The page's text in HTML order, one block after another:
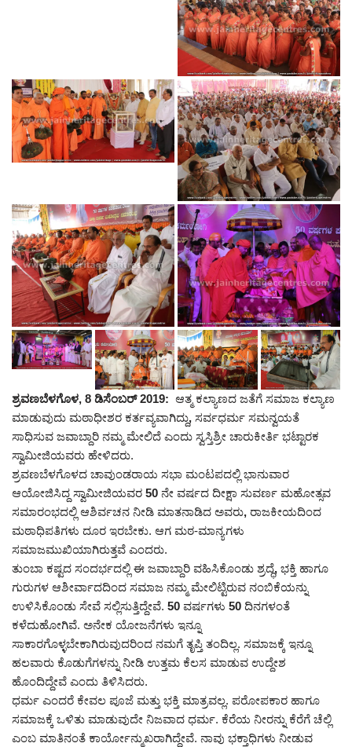
ಶ್ರವಣಬೆಳಗೊಳ, 8 ಡಿಸೆಂಬರ್ 2019: ಆತ್ಮ ಕಲ್ಯಾಣದ ಜತೆಗೆ ಸಮಾಜ ಕಲ್ಯಾಣ
ಮಾಡುವುದು ಮಠಾಧೀಶರ ಕರ್ತವ್ಯವಾಗಿದ್ದು, ಸರ್ವಧರ್ಮ ಸಮನ್ವಯತೆ
ಸಾಧಿಸುವ ಜವಾಬ್ದಾರಿ ನಮ್ಮ ಮೇಲಿದೆ ಎಂದು ಸ್ವಸ್ತಿಶ್ರೀ ಚಾರುಕೀರ್ತಿ ಭಟ್ಟಾರಕ
ಸ್ವಾಮೀಜಿಯವರು ಹೇಳಿದರು.
ಶ್ರವಣಬೆಳಗೊಳದ ಚಾವುಂಡರಾಯ ಸಭಾ ಮಂಟಪದಲ್ಲಿ ಭಾನುವಾರ
ಆಯೋಜಿಸಿದ್ದ ಸ್ವಾಮೀಜಿಯವರ 50 ನೇ ವರ್ಷದ ದೀಕ್ಷಾ ಸುವರ್ಣ ಮಹೋತ್ಸವ
ಸಮಾರಂಭದಲ್ಲಿ ಆಶಿರ್ವಚನ ನೀಡಿ ಮಾತನಾಡಿದ ಅವರು, ರಾಜಕೀಯದಿಂದ
ಮಠಾಧಿಪತಿಗಳು ದೂರ ಇರಬೇಕು. ಆಗ ಮಠ-ಮಾನ್ಯಗಳು
ಸಮಾಜಮುಖಿಯಾಗಿರುತ್ತವೆ ಎಂದರು.
ತುಂಬಾ ಕಷ್ಟದ ಸಂದರ್ಭದಲ್ಲಿ ಈ ಜವಾಬ್ದಾರಿ ವಹಿಸಿಕೊಂಡು ಶ್ರದ್ಧೆ, ಭಕ್ತಿ ಹಾಗೂ
ಗುರುಗಳ ಆಶೀರ್ವಾದದಿಂದ ಸಮಾಜ ನಮ್ಮ ಮೇಲಿಟ್ಟಿರುವ ನಂಬಿಕೆಯನ್ನು
ಉಳಿಸಿಕೊಂಡು ಸೇವೆ ಸಲ್ಲಿಸುತ್ತಿದ್ದೇವೆ. 50 ವರ್ಷಗಳು 50 ದಿನಗಳಂತೆ
ಕಳೆದುಹೋಗಿವೆ. ಅನೇಕ ಯೋಜನೆಗಳು ಇನ್ನೂ
ಸಾಕಾರಗೊಳ್ಳಬೇಕಾಗಿರುವುದರಿಂದ ನಮಗೆ ತೃಪ್ತಿ ತಂದಿಲ್ಲ. ಸಮಾಜಕ್ಕೆ ಇನ್ನೂ
ಹಲವಾರು ಕೊಡುಗೆಗಳನ್ನು ನೀಡಿ ಉತ್ತಮ ಕೆಲಸ ಮಾಡುವ ಉದ್ದೇಶ
ಹೊಂದಿದ್ದೇವೆ ಎಂದು ತಿಳಿಸಿದರು.
ಧರ್ಮ ಎಂದರೆ ಕೇವಲ ಪೂಜೆ ಮತ್ತು ಭಕ್ತಿ ಮಾತ್ರವಲ್ಲ. ಪರೋಪಕಾರ ಹಾಗೂ
ಸಮಾಜಕ್ಕೆ ಒಳಿತು ಮಾಡುವುದೇ ನಿಜವಾದ ಧರ್ಮ. ಕೆರೆಯ ನೀರನ್ನು ಕೆರೆಗೆ ಚೆಲ್ಲಿ
ಎಂಬ ಮಾತಿನಂತೆ ಕಾರ್ಯೋನ್ಮುಖರಾಗಿದ್ದೇವೆ. ನಾವು ಭಕ್ತಾಧಿಗಳು ನೀಡುವ